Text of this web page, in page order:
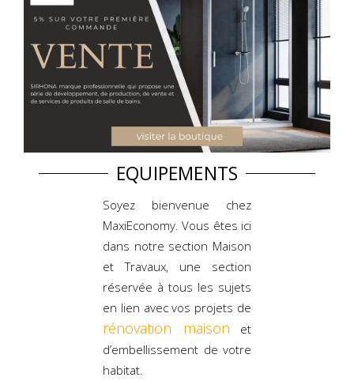
EQUIPEMENTS
Soyez bienvenue chez
MaxiEconomy. Vous êtes ici
dans notre section Maison
et Travaux, une section
réservée à tous les sujets
en lien avec vos projets de
rénovation maison et
d’embellissement de votre
habitat.